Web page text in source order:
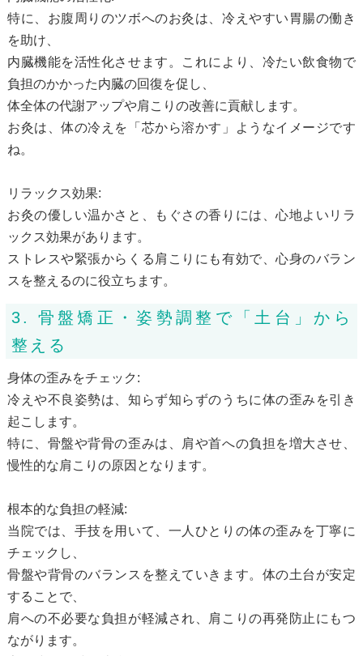
特に、お腹周りのツボへのお灸は、冷えやすい胃腸の働き
を助け、
内臓機能を活性化させます。これにより、冷たい飲食物で
負担のかかった内臓の回復を促し、
体全体の代謝アップや肩こりの改善に貢献します。
お灸は、体の冷えを「芯から溶かす」ようなイメージです
ね。
リラックス効果:
お灸の優しい温かさと、もぐさの香りには、心地よいリラ
ックス効果があります。
ストレスや緊張からくる肩こりにも有効で、心身のバラン
スを整えるのに役立ちます。
3. 骨盤矯正・姿勢調整で「土台」から
整える
身体の歪みをチェック:
冷えや不良姿勢は、知らず知らずのうちに体の歪みを引き
起こします。
特に、骨盤や背骨の歪みは、肩や首への負担を増大させ、
慢性的な肩こりの原因となります。
根本的な負担の軽減:
当院では、手技を用いて、一人ひとりの体の歪みを丁寧に
チェックし、
骨盤や背骨のバランスを整えていきます。体の土台が安定
することで、
肩への不必要な負担が軽減され、肩こりの再発防止にもつ
ながります。